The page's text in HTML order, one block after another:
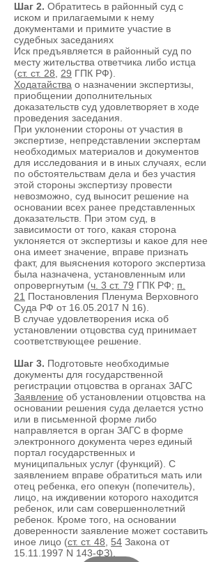
Шаг 2. Обратитесь в районный суд с
иском и прилагаемыми к нему
документами и примите участие в
судебных заседаниях
Иск предъявляется в районный суд по
месту жительства ответчика либо истца
(ст. ст. 28 29 ГПК РФ).
Ходатайства о назначении экспертизы,
приобщении дополнительных
доказательств суд удовлетворяет в ходе
проведения заседания.
При уклонении стороны от участия в
экспертизе, непредставлении экспертам
необходимых материалов и документов
для исследования и в иных случаях, если
по обстоятельствам дела и без участия
этой стороны экспертизу провести
невозможно, суд выносит решение на
основании всех ранее представленных
доказательств. При этом суд, в
зависимости от того, какая сторона
уклоняется от экспертизы и какое для нее
она имеет значение, вправе признать
факт, для выяснения которого экспертиза
была назначена, установленным или
опровергнутым (ч. 3 ст. 79 ГПК РФ; п.
21 Постановления Пленума Верховного
Суда РФ от 16.05.2017 N 16).
В случае удовлетворения иска об
установлении отцовства суд принимает
соответствующее решение.
Шаг 3. Подготовьте необходимые
документы для государственной
регистрации отцовства в органах ЗАГС
Заявление об установлении отцовства на
основании решения суда делается устно
или в письменной форме либо
направляется в орган ЗАГС в форме
электронного документа через единый
портал государственных и
муниципальных услуг (функций). С
заявлением вправе обратиться мать или
отец ребенка, его опекун (попечитель),
лицо, на иждивении которого находится
ребенок, или сам совершеннолетний
ребенок. Кроме того, на основании
доверенности заявление может составить
иное лицо (ст. ст. 48 54 Закона от
15.11.1997 N 143-ФЗ).